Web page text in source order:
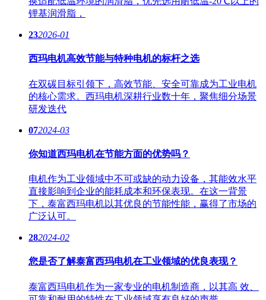
锂基润滑脂，
232026-01
西玛电机高效节能与特种电机的标杆之选
在双碳目标引领下，高效节能、安全可靠成为工业电机
的核心需求。西玛电机深耕行业数十年，聚焦细分场景
研发迭代
072024-03
你知道西玛电机在节能方面的优势吗？
电机作为工业领域中不可或缺的动力设备，其能效水平
直接影响到企业的能耗成本和环保表现。在这一背景
下，泰富西玛电机以其优良的节能性能，赢得了市场的
广泛认可。
282024-02
您是否了解泰富西玛电机在工业领域的优良表现？
泰富西玛电机作为一家专业的电机制造商，以其高 效、